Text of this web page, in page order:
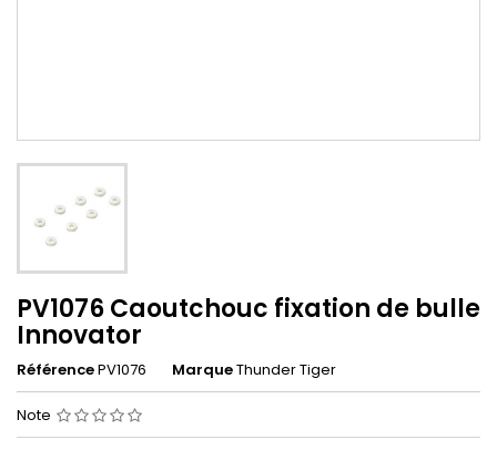
PV1076 Caoutchouc fixation de bulle
Innovator
RéférencePV1076 MarqueThunder Tiger
Note